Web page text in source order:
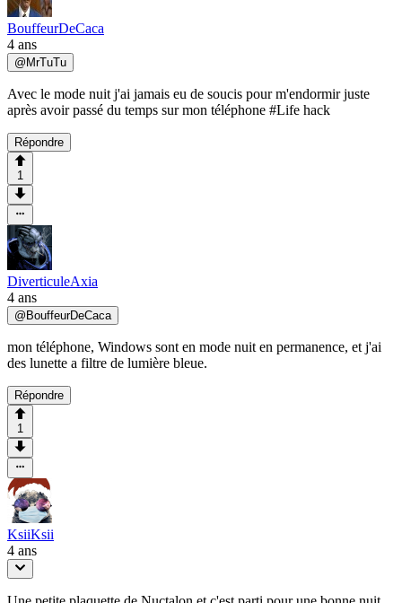
BouffeurDeCaca
4 ans
@MrTuTu
Avec le mode nuit j'ai jamais eu de soucis pour m'endormir juste
après avoir passé du temps sur mon téléphone #Life hack
Répondre
1
DiverticuleAxia
4 ans
@BouffeurDeCaca
mon téléphone, Windows sont en mode nuit en permanence, et j'ai
des lunette a filtre de lumière bleue.
Répondre
1
KsiiKsii
4 ans